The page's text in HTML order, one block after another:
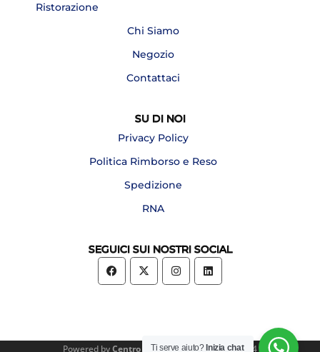
Ristorazione
Chi Siamo
Negozio
Contattaci
SU DI NOI
Privacy Policy
Politica Rimborso e Reso
Spedizione
RNA
SEGUICI SUI NOSTRI SOCIAL
Powered byCentro Forniture Alberghiere2024
Ti serve aiuto? Inizia chat